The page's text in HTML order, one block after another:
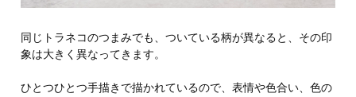
同じトラネコのつまみでも、ついている柄が異なると、その印
象は大きく異なってきます。
ひとつひとつ手描きで描かれているので、表情や色合い、色の